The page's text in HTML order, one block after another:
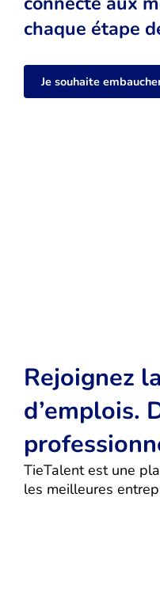
chaque étape
Je souhaite
Rejoignez
d’emplois.
TieTalent est une
les meilleures